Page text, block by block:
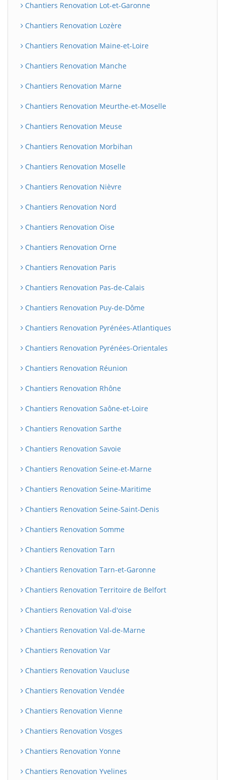
Chantiers Renovation Lot-et-Garonne
Chantiers Renovation Lozère
Chantiers Renovation Maine-et-Loire
Chantiers Renovation Manche
Chantiers Renovation Marne
Chantiers Renovation Meurthe-et-Moselle
Chantiers Renovation Meuse
Chantiers Renovation Morbihan
Chantiers Renovation Moselle
Chantiers Renovation Nièvre
Chantiers Renovation Nord
Chantiers Renovation Oise
Chantiers Renovation Orne
Chantiers Renovation Paris
Chantiers Renovation Pas-de-Calais
Chantiers Renovation Puy-de-Dôme
Chantiers Renovation Pyrénées-Atlantiques
Chantiers Renovation Pyrénées-Orientales
Chantiers Renovation Réunion
Chantiers Renovation Rhône
Chantiers Renovation Saône-et-Loire
Chantiers Renovation Sarthe
Chantiers Renovation Savoie
Chantiers Renovation Seine-et-Marne
Chantiers Renovation Seine-Maritime
Chantiers Renovation Seine-Saint-Denis
Chantiers Renovation Somme
Chantiers Renovation Tarn
Chantiers Renovation Tarn-et-Garonne
Chantiers Renovation Territoire de Belfort
Chantiers Renovation Val-d'oise
Chantiers Renovation Val-de-Marne
Chantiers Renovation Var
Chantiers Renovation Vaucluse
Chantiers Renovation Vendée
Chantiers Renovation Vienne
Chantiers Renovation Vosges
Chantiers Renovation Yonne
Chantiers Renovation Yvelines